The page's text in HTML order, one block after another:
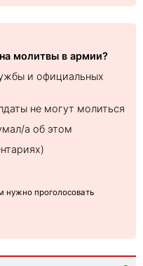
молитвы в армии?
и официальных
не могут молиться
а об этом
нужно проголосовать